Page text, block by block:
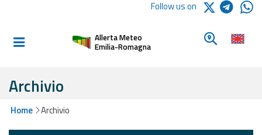
Informed and
Alerts and
Follow us on
Allerta Meteo
Emilia-Romagna
Look for a
Archivio
Home Archivio